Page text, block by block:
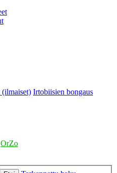
(ilmaiset) Irtobiisien bongaus
OrZo